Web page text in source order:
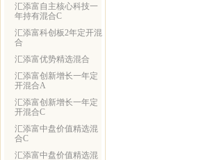
汇添富自主核心科技一
年持有混合C
汇添富科创板2年定开混
合
汇添富优势精选混合
汇添富创新增长一年定
开混合A
汇添富创新增长一年定
开混合C
汇添富中盘价值精选混
合C
汇添富中盘价值精选混